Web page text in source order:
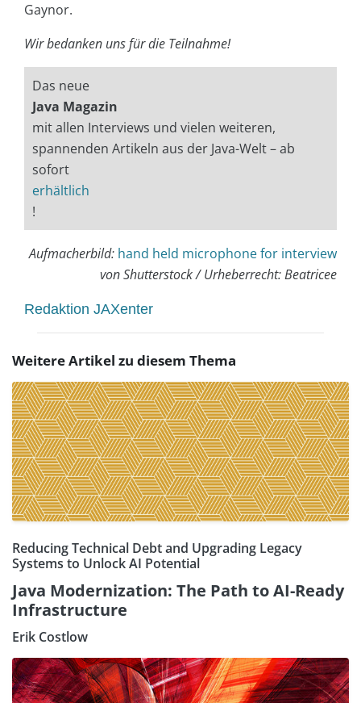
Gaynor.
Wir bedanken uns für die Teilnahme!
Das neue
Java Magazin
mit allen Interviews und vielen weiteren,
spannenden Artikeln aus der Java-Welt – ab
sofort
erhältlich
!
Aufmacherbild: hand held microphone for interview
von Shutterstock / Urheberrecht: Beatricee
Redaktion JAXenter
Weitere Artikel zu diesem Thema
Reducing Technical Debt and Upgrading Legacy
Systems to Unlock AI Potential
Java Modernization: The Path to AI-Ready
Infrastructure
Erik Costlow